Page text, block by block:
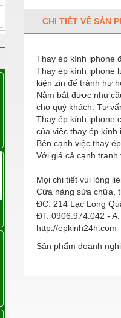
CHI TIẾT VỀ SẢN
Thay ép kính iphone
Thay ép kính iphone
kiện zin để tránh hư
Nắm bắt được nhu
cho quý khách. Tư
Thay ép kính iphone
của việc thay ép kính
Bên cạnh việc thay
Với giá cả cạnh tranh
Mọi chi tiết vui lòng
Cửa hàng sửa chữa,
ĐC: 214 Lạc Long
ĐT: 0906.974.042 -
http://epkinh24h.com
Sản phẩm doanh